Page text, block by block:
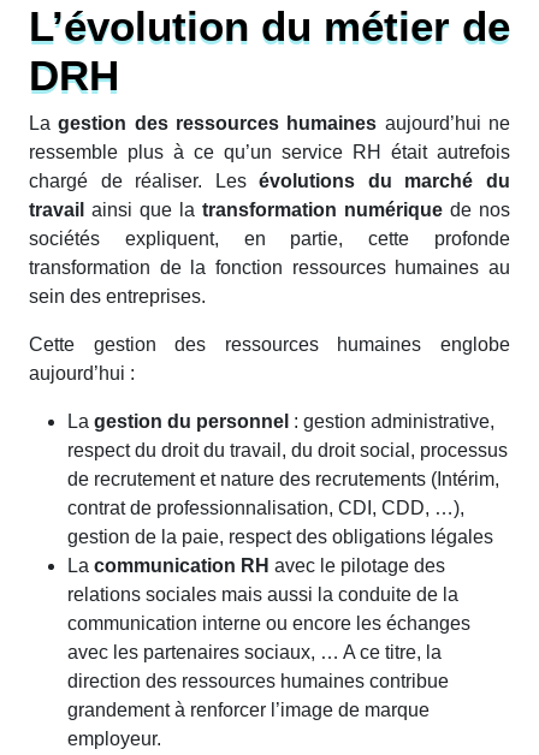
L’évolution du métier de
DRH
Lagestion des ressources humaines aujourd’hui ne
ressemble plus à ce qu’un service RH était autrefois
chargé de réaliser. Lesévolutions du marché du
travail ainsi que la transformation numérique de nos
sociétés expliquent, en partie, cette profonde
transformation de la fonction ressources humaines au
sein des entreprises.
Cette gestion des ressources humaines englobe
aujourd’hui :
La gestion du personnel : gestion administrative,
respect du droit du travail, du droit social, processus
de recrutement et nature des recrutements (Intérim,
contrat de professionnalisation, CDI, CDD, …),
gestion de la paie, respect des obligations légales
La communication RH avec le pilotage des
relations sociales mais aussi la conduite de la
communication interne ou encore les échanges
avec les partenaires sociaux, … A ce titre, la
direction des ressources humaines contribue
grandement à renforcer l’image de marque
employeur.